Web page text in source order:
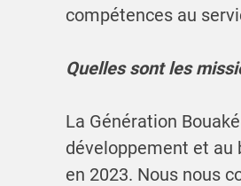
compétences au
Quelles sont les
La Génération
développement et au
en 2023. Nous nous